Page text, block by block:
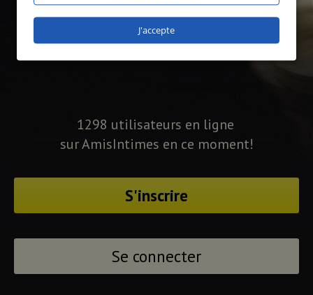
1298 utilisateurs en ligne
sur AmisIntimes en ce moment!
S'inscrire
Se connecter
J'accepte